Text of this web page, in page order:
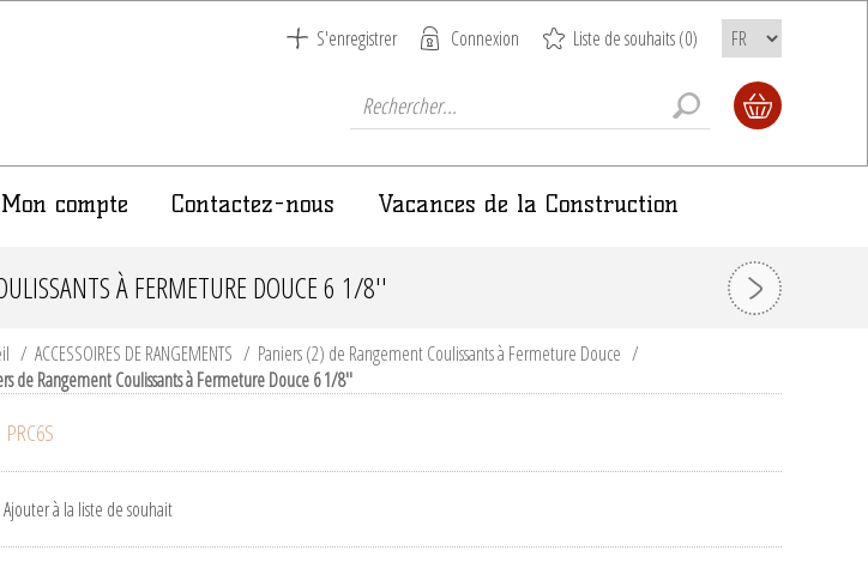
S'enregistrer Connexion Liste de souhaits(0)
Mon compte Contactez-nous Vacances de la Construction
À FERMETURE DOUCE 6 1/8''
/ ACCESSOIRES DE RANGEMENTS / Paniers (2) de Rangement Coulissants à Fermeture Douce /
de Rangement Coulissants à Fermeture Douce 6 1/8''
PRC6S
Ajouter à la liste de souhait